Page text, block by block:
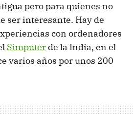
pero para quienes no
ser interesante. Hay de
con ordenadores
Simputer de la India, en el
varios años por unos 200